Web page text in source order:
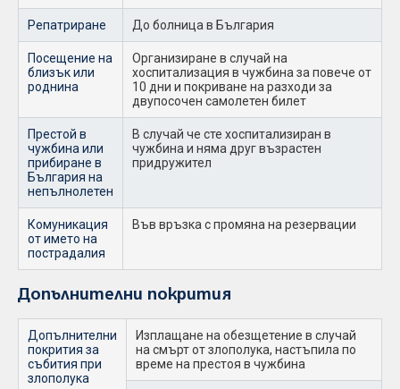
Репатриране До болница в България
Посещение на
близък или
роднина
Организиране в случай на
хоспитализация в чужбина за повече от
10 дни и покриване на разходи за
двупосочен самолетен билет
Престой в
чужбина или
прибиране в
България на
непълнолетен
В случай че сте хоспитализиран в
чужбина и няма друг възрастен
придружител
Комуникация
от името на
пострадалия
Във връзка с промяна на резервации
Допълнителни покрития
Допълнителни
покрития за
събития при
злополука
Изплащане на обезщетение в случай
на смърт от злополука, настъпила по
време на престоя в чужбина